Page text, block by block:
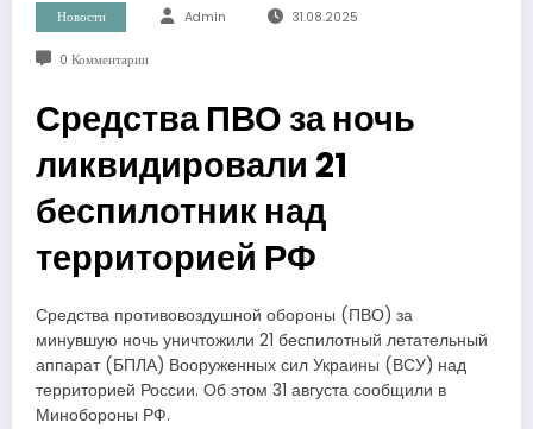
Новости Admin 31.08.2025
0 Комментарии
Средства ПВО за ночь
ликвидировали 21
беспилотник над
территорией РФ
Средства противовоздушной обороны (ПВО) за
минувшую ночь уничтожили 21 беспилотный летательный
аппарат (БПЛА) Вооруженных сил Украины (ВСУ) над
территорией России. Об этом 31 августа сообщили в
Минобороны РФ.